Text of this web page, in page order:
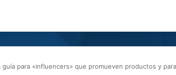
guía para «influencers» que promueven productos y